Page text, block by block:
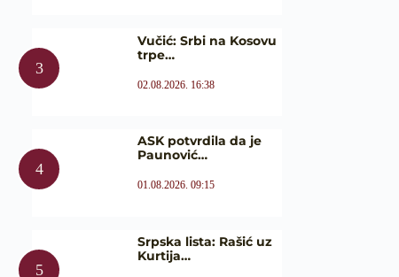
Vučić: Srbi na Kosovu
trpe…
02.08.2026. 16:38
ASK potvrdila da je
Paunović…
01.08.2026. 09:15
Srpska lista: Rašić uz
Kurtija…